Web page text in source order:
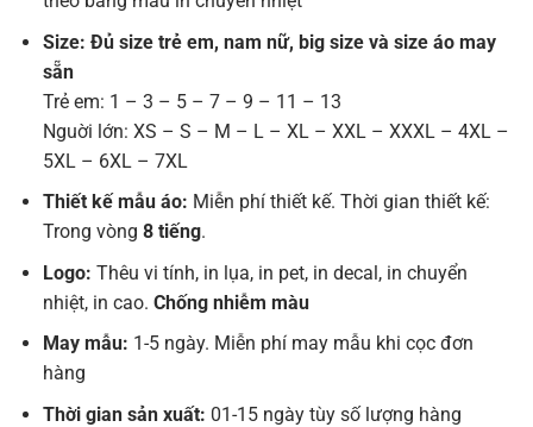
Size: Đủ size trẻ em, nam nữ, big size và size áo may
sẵn
Trẻ em: 1 – 3 – 5 – 7 – 9 – 11 – 13
Nguời lớn: XS – S – M – L – XL – XXL – XXXL – 4XL –
5XL – 6XL – 7XL
Thiết kế mẫu áo: Miễn phí thiết kế. Thời gian thiết kế:
Trong vòng 8 tiếng.
Logo: Thêu vi tính, in lụa, in pet, in decal, in chuyển
nhiệt, in cao. Chống nhiễm màu
May mẫu: 1-5 ngày. Miễn phí may mẫu khi cọc đơn
hàng
Thời gian sản xuất: 01-15 ngày tùy số lượng hàng